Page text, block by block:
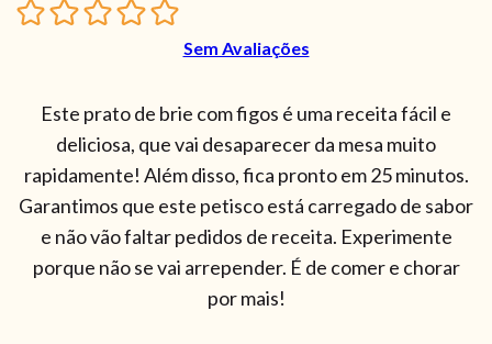
Sem Avaliações
Este prato de brie com figos é uma receita fácil e
deliciosa, que vai desaparecer da mesa muito
rapidamente! Além disso, fica pronto em 25 minutos.
Garantimos que este petisco está carregado de sabor
e não vão faltar pedidos de receita. Experimente
porque não se vai arrepender. É de comer e chorar
por mais!